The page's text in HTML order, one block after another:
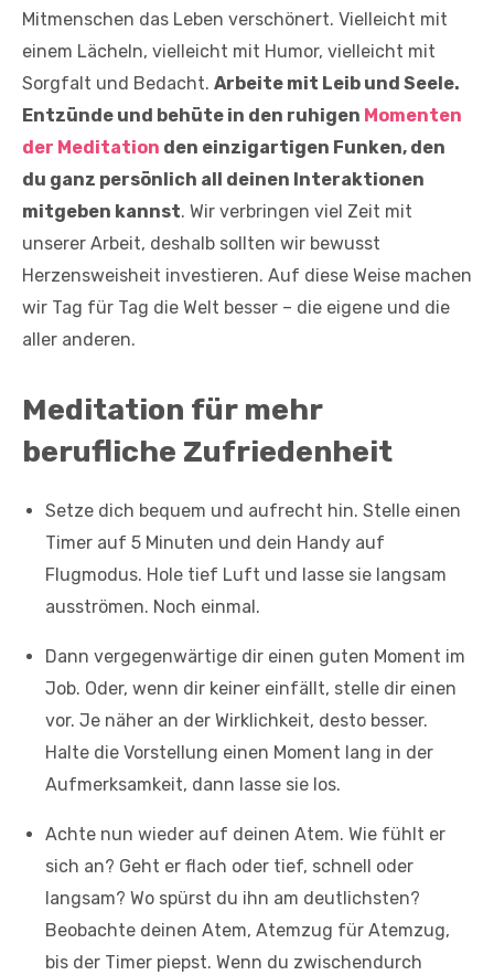
Mitmenschen das Leben verschönert. Vielleicht mit
einem Lächeln, vielleicht mit Humor, vielleicht mit
Sorgfalt und Bedacht. Arbeite mit Leib und Seele.
Entzünde und behüte in den ruhigen Momenten
der Meditation den einzigartigen Funken, den
du ganz persönlich all deinen Interaktionen
mitgeben kannst. Wir verbringen viel Zeit mit
unserer Arbeit, deshalb sollten wir bewusst
Herzensweisheit investieren. Auf diese Weise machen
wir Tag für Tag die Welt besser – die eigene und die
aller anderen.
Meditation für mehr
berufliche Zufriedenheit
Setze dich bequem und aufrecht hin. Stelle einen
Timer auf 5 Minuten und dein Handy auf
Flugmodus. Hole tief Luft und lasse sie langsam
ausströmen. Noch einmal.
Dann vergegenwärtige dir einen guten Moment im
Job. Oder, wenn dir keiner einfällt, stelle dir einen
vor. Je näher an der Wirklichkeit, desto besser.
Halte die Vorstellung einen Moment lang in der
Aufmerksamkeit, dann lasse sie los.
Achte nun wieder auf deinen Atem. Wie fühlt er
sich an? Geht er flach oder tief, schnell oder
langsam? Wo spürst du ihn am deutlichsten?
Beobachte deinen Atem, Atemzug für Atemzug,
bis der Timer piepst. Wenn du zwischendurch